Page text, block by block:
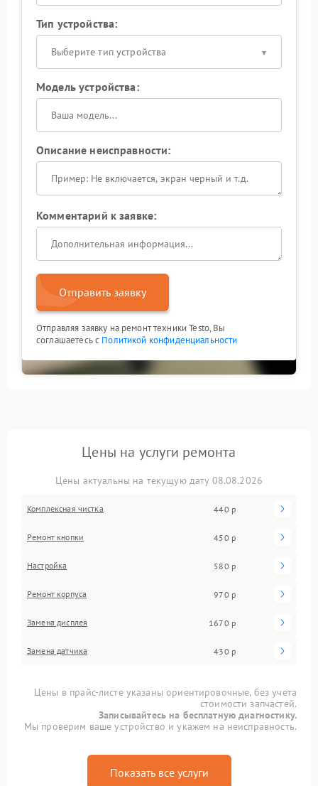
Тип устройства:
Выберите тип устройства
Модель устройства:
Описание неисправности:
Комментарий к заявке:
Отправить заявку
Отправляя заявку на ремонт техники Testo, Вы
соглашаетесь с Политикой конфиденциальности
Цены на услуги ремонта
Цены актуальны на текущую дату 08.08.2026
Комплексная чистка 440 р
Ремонт кнопки 450 р
Настройка 580 р
Ремонт корпуса 970 р
Замена дисплея 1670 р
Замена датчика 430 р
Цены в прайс-листе указаны ориентировочные, без учета
стоимости запчастей.
Записывайтесь на бесплатную диагностику.
Мы проверим ваше устройство и укажем на неисправность.
Показать все услуги